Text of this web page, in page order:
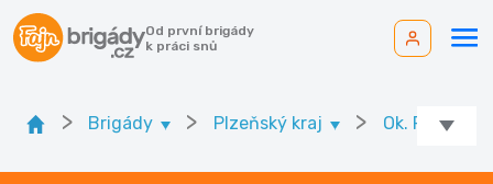
Od první brigády
k práci snů
> Brigády > Plzeňský kraj > Ok. Plzeň -